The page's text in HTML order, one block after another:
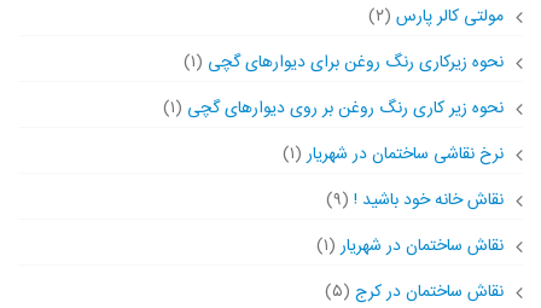
مولتی کالر پارس (۲)
نحوه زیرکاری رنگ روغن برای دیوارهای گچی (۱)
نحوه زیر کاری رنگ روغن بر روی دیوارهای گچی (۱)
نرخ نقاشی ساختمان در شهریار (۱)
نقاش خانه خود باشید ! (۹)
نقاش ساختمان در شهریار (۱)
نقاش ساختمان در کرج (۵)